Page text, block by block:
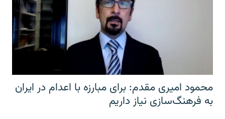
محمود امیری مقدم: برای مبارزه با اعدام در ایران
به فرهنگ‌سازی نیاز داریم